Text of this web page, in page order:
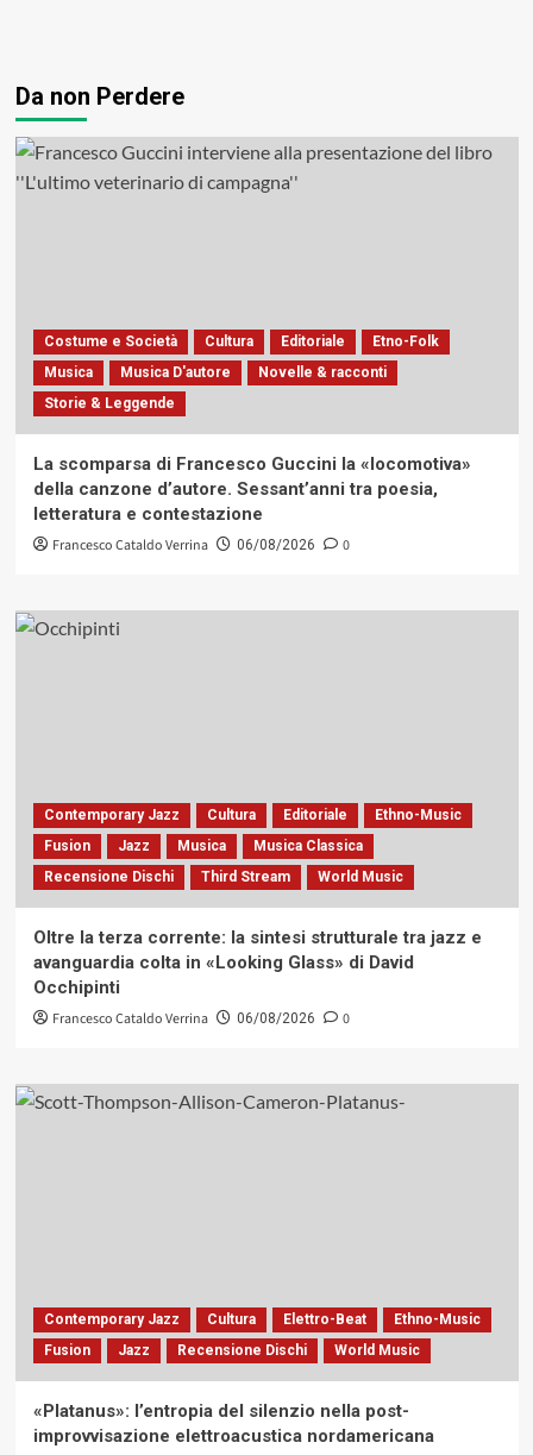
Da non Perdere
Costume e Società Cultura Editoriale
Etno-Folk
Musica
Musica D'autore
Novelle & racconti
Storie & Leggende
La scomparsa di Francesco Guccini la «locomotiva»
della canzone d’autore. Sessant’anni tra poesia,
letteratura e contestazione
Francesco Cataldo Verrina 06/08/2026 0
Contemporary Jazz Cultura Editoriale
Ethno-Music
Fusion
Jazz Musica
Musica Classica
Recensione Dischi
Third Stream World Music
Oltre la terza corrente: la sintesi strutturale tra jazz e
avanguardia colta in «Looking Glass» di David
Occhipinti
Francesco Cataldo Verrina 06/08/2026 0
Contemporary Jazz Cultura Elettro-Beat
Ethno-Music
Fusion
Jazz Recensione Dischi World Music
«Platanus»: l’entropia del silenzio nella post-
improvvisazione elettroacustica nordamericana